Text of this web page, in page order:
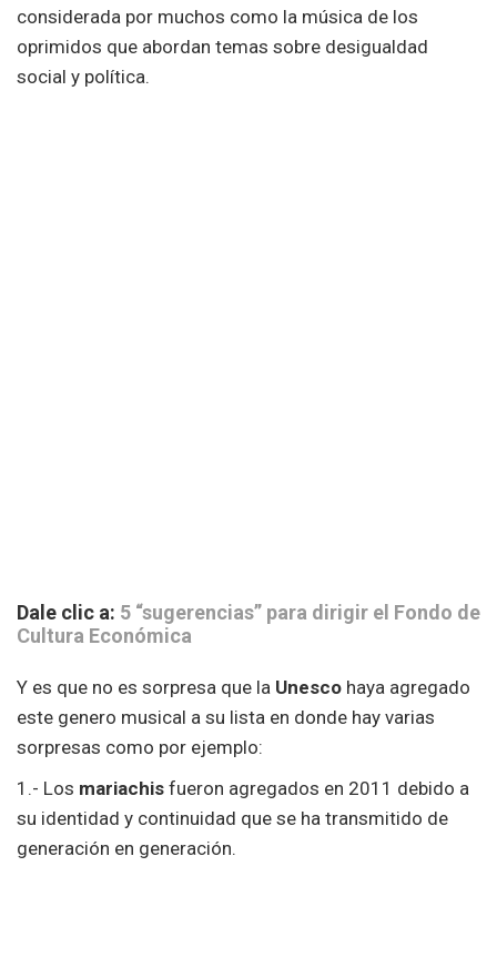
considerada por muchos como la música de los
oprimidos que abordan temas sobre desigualdad
social y política.
Dale clic a: 5 “sugerencias” para dirigir el Fondo de
Cultura Económica
Y es que no es sorpresa que la Unesco haya agregado
este genero musical a su lista en donde hay varias
sorpresas como por ejemplo:
1.- Los mariachis fueron agregados en 2011 debido a
su identidad y continuidad que se ha transmitido de
generación en generación.